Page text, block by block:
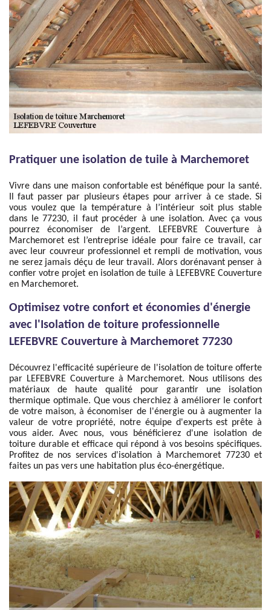
Pratiquer une isolation de tuile à Marchemoret
Vivre dans une maison confortable est bénéfique pour la santé.
Il faut passer par plusieurs étapes pour arriver à ce stade. Si
vous voulez que la température à l’intérieur soit plus stable
dans le 77230, il faut procéder à une isolation. Avec ça vous
pourrez économiser de l’argent. LEFEBVRE Couverture à
Marchemoret est l’entreprise idéale pour faire ce travail, car
avec leur couvreur professionnel et rempli de motivation, vous
ne serez jamais déçu de leur travail. Alors dorénavant penser à
confier votre projet en isolation de tuile à LEFEBVRE Couverture
en Marchemoret.
Optimisez votre confort et économies d'énergie
avec l'Isolation de toiture professionnelle
LEFEBVRE Couverture à Marchemoret 77230
Découvrez l'efficacité supérieure de l'isolation de toiture offerte
par LEFEBVRE Couverture à Marchemoret. Nous utilisons des
matériaux de haute qualité pour garantir une isolation
thermique optimale. Que vous cherchiez à améliorer le confort
de votre maison, à économiser de l'énergie ou à augmenter la
valeur de votre propriété, notre équipe d'experts est prête à
vous aider. Avec nous, vous bénéficierez d'une isolation de
toiture durable et efficace qui répond à vos besoins spécifiques.
Profitez de nos services d'isolation à Marchemoret 77230 et
faites un pas vers une habitation plus éco-énergétique.